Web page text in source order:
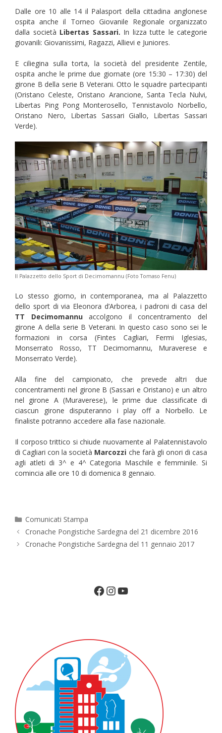
Dalle ore 10 alle 14 il Palasport della cittadina anglonese
ospita anche il Torneo Giovanile Regionale organizzato
dalla società Libertas Sassari. In lizza tutte le categorie
giovanili: Giovanissimi, Ragazzi, Allievi e Juniores.
E ciliegina sulla torta, la società del presidente Zentile,
ospita anche le prime due giornate (ore 15:30 – 17:30) del
girone B della serie B Veterani. Otto le squadre partecipanti
(Oristano Celeste, Oristano Arancione, Santa Tecla Nulvi,
Libertas Ping Pong Monterosello, Tennistavolo Norbello,
Oristano Nero, Libertas Sassari Giallo, Libertas Sassari
Verde).
Il Palazzetto dello Sport di Decimomannu (Foto Tomaso Fenu)
Lo stesso giorno, in contemporanea, ma al Palazzetto
dello sport di via Eleonora d’Arborea, i padroni di casa del
TT Decimomannuaccolgono il concentramento del
girone A della serie B Veterani. In questo caso sono sei le
formazioni in corsa (Fintes Cagliari, Fermi Iglesias,
Monserrato Rosso, TT Decimomannu, Muraverese e
Monserrato Verde).
Alla fine del campionato, che prevede altri due
concentramenti nel girone B (Sassari e Oristano) e un altro
nel girone A (Muraverese), le prime due classificate di
ciascun girone disputeranno i play off a Norbello. Le
finaliste potranno accedere alla fase nazionale.
Il corposo trittico si chiude nuovamente al Palatennistavolo
di Cagliari con la società Marcozzi che farà gli onori di casa
agli atleti di 3^ e 4^ Categoria Maschile e femminile. Si
comincia alle ore 10 di domenica 8 gennaio.
Categorie
Comunicati Stampa
Cronache Pongistiche Sardegna del 21 dicembre 2016
Cronache Pongistiche Sardegna del 11 gennaio 2017
Facebook
Instagram
YouTube